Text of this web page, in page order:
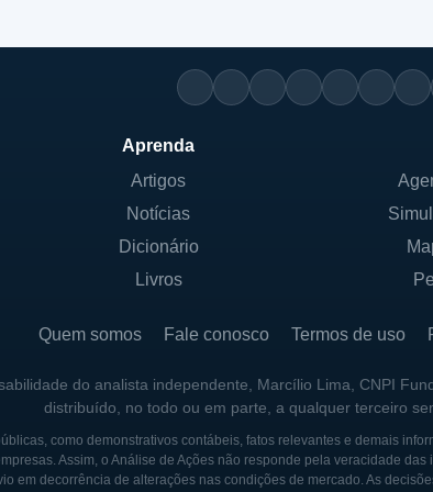
Aprenda
Artigos
Notícias
Dicionário
Livros
Quem somos Fale conosco Termos de uso
do analista independente, Marcílio Lima, CNPI
distribuído, no todo ou em parte, a qualquer terceiro
como demonstrativos contábeis, fatos relevantes e demais
Assim, o Análise de Ações não responde pela veracidade
em decorrência de alterações nas condições de mercado. As